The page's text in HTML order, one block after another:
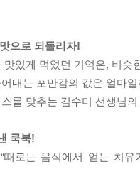
으로 되돌리자!
맛있게 먹었던 기억은, 비
내는 포만감의 값은 얼마일
를 맞추는 김수미 선생님
쿡북!
때로는 음식에서 얻는 치